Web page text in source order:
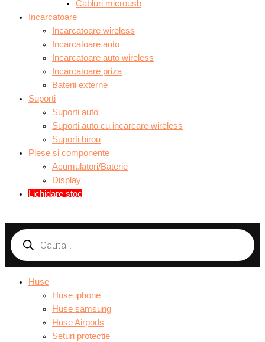
Cabluri microusb
Incarcatoare
Incarcatoare wireless
Incarcatoare auto
Incarcatoare auto wireless
Incarcatoare priza
Baterii externe
Suporti
Suporti auto
Suporti auto cu incarcare wireless
Suporti birou
Piese si componente
Acumulatori/Baterie
Display
Lichidare stoc
search
Huse
Huse iphone
Huse samsung
Huse Airpods
Seturi protectie